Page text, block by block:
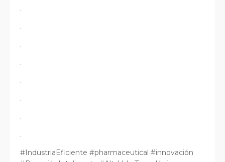
.
.
.
.
.
.
.
.
#IndustriaEficiente #pharmaceutical #innovación